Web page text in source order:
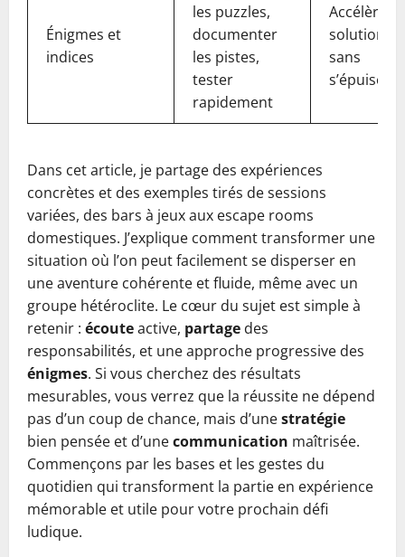
Énigmes et
indices
les puzzles,
documenter
les pistes,
tester
rapidement
Accélère
solutions
sans
s’épuiser
Dans cet article, je partage des expériences
concrètes et des exemples tirés de sessions
variées, des bars à jeux aux escape rooms
domestiques. J’explique comment transformer une
situation où l’on peut facilement se disperser en
une aventure cohérente et fluide, même avec un
groupe hétéroclite. Le cœur du sujet est simple à
retenir : écouteactive, partage des
responsabilités, et une approche progressive des
énigmes. Si vous cherchez des résultats
mesurables, vous verrez que la réussite ne dépend
pas d’un coup de chance, mais d’unestratégie
bien pensée et d’unecommunication maîtrisée.
Commençons par les bases et les gestes du
quotidien qui transforment la partie en expérience
mémorable et utile pour votre prochain défi
ludique.